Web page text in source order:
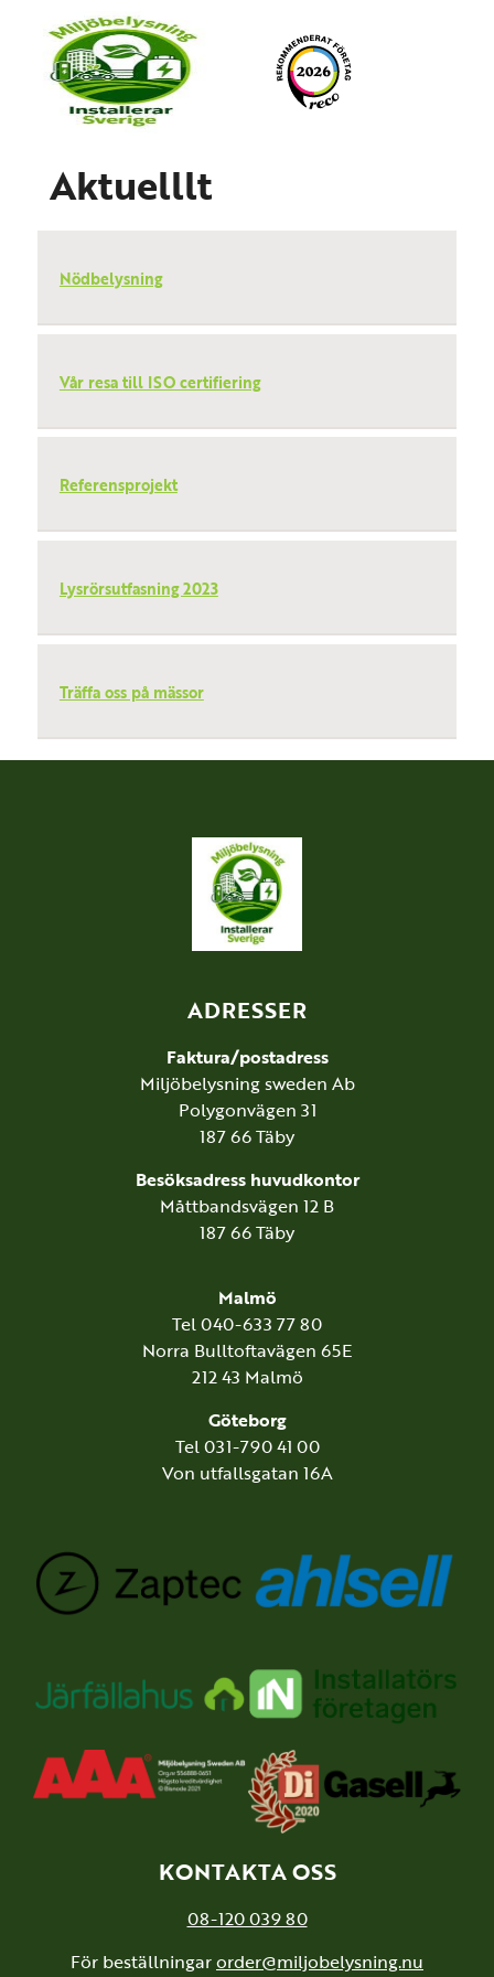
Aktuelllt
Nödbelysning
Vår resa till ISO certifiering
Referensprojekt
Lysrörsutfasning 2023
Träffa oss på mässor
ADRESSER
Faktura/postadress
Miljöbelysning sweden Ab
Polygonvägen 31
187 66 Täby
Besöksadress huvudkontor
Måttbandsvägen 12 B
187 66 Täby
Malmö
Tel 040-633 77 80
Norra Bulltoftavägen 65E
212 43 Malmö
Göteborg
Tel 031-790 41 00
Von utfallsgatan 16A
KONTAKTA OSS
08-120 039 80
För beställningarorder@miljobelysning.nu